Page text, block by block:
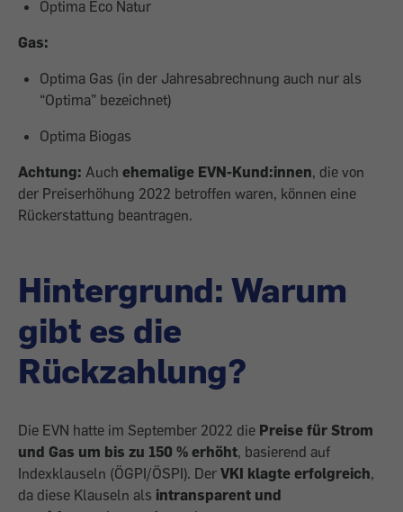
Optima Eco Natur
Gas:
Optima Gas (in der Jahresabrechnung auch nur als
“Optima” bezeichnet)
Optima Biogas
Achtung: Auch ehemalige EVN-Kund:innen, die von
der Preiserhöhung 2022 betroffen waren, können eine
Rückerstattung beantragen.
Hintergrund: Warum
gibt es die
Rückzahlung?
Die EVN hatte im September 2022 die Preise für Strom
und Gas um bis zu 150 % erhöht, basierend auf
Indexklauseln (ÖGPI/ÖSPI). Der VKI klagte erfolgreich,
da diese Klauseln als intransparent und